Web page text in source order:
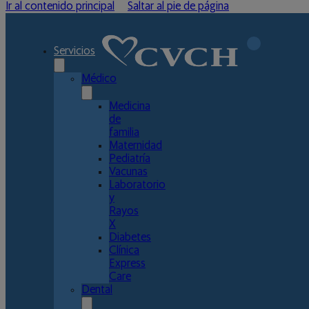
Ir al contenido principal Saltar al pie de página
Servicios
Médico
Medicina
de
familia
Maternidad
Pediatría
Vacunas
Laboratorio
y
Rayos
X
Diabetes
Clínica
Express
Care
Dental